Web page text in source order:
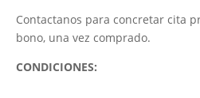
Contactanos para concretar cita
bono, una vez comprado.
CONDICIONES: